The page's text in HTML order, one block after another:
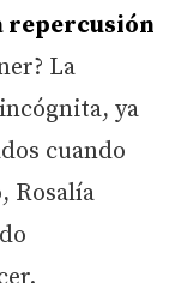
repercusión
La
ya
cuando
Rosalía